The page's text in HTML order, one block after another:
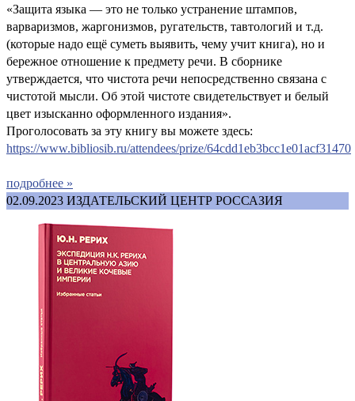
«Защита языка — это не только устранение штампов,
варваризмов, жаргонизмов, ругательств, тавтологий и т.д.
(которые надо ещё суметь выявить, чему учит книга), но и
бережное отношение к предмету речи. В сборнике
утверждается, что чистота речи непосредственно связана с
чистотой мысли. Об этой чистоте свидетельствует и белый
цвет изысканно оформленного издания».
Проголосовать за эту книгу вы можете здесь:
https://www.bibliosib.ru/attendees/prize/64cdd1eb3bcc1e01acf31470
подробнее »
02.09.2023 ИЗДАТЕЛЬСКИЙ ЦЕНТР РОССАЗИЯ